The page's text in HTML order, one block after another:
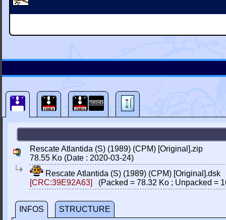
Rescate Atlantida (S) (1989) (CPM) [Original].zip
78.55 Ko (Date : 2020-03-24)
Rescate Atlantida (S) (1989) (CPM) [Original].dsk
[CRC:39E92A63]
(Packed = 78.32 Ko ; Unpacked =
INFOS
STRUCTURE